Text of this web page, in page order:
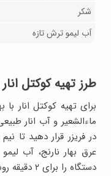
شکر
آب لیمو ترش تازه
طرز تهیه کوکتل
برای تهیه کوکتل انار با
ماءالشعیر و آب انار
در فریزر قرار دهید تا
عرق بهار نارنج، آب
دستگاه را برای ۲ دقیقه روشن کنید تا کوکتل شما آماده شود.